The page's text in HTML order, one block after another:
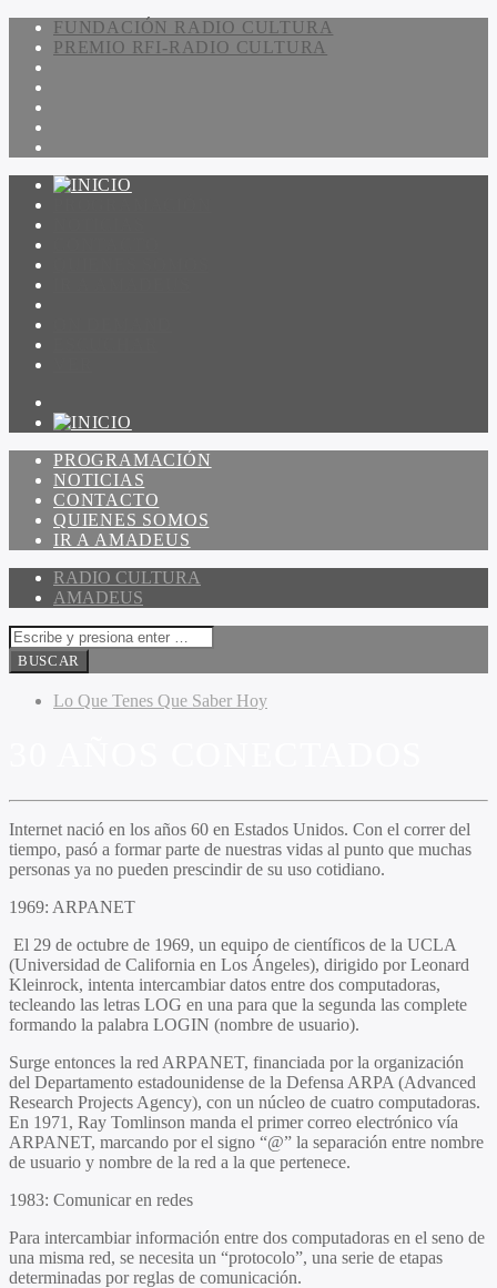
FUNDACIÓN RADIO CULTURA
PREMIO RFI-RADIO CULTURA
PROGRAMACIÓN
NOTICIAS
CONTACTO
QUIENES SOMOS
IR A AMADEUS
RADIO CULTURA
AMADEUS
Lo Que Tenes Que Saber Hoy
Internet nació en los años 60 en Estados Unidos. Con el correr del
tiempo, pasó a formar parte de nuestras vidas al punto que muchas
personas ya no pueden prescindir de su uso cotidiano.
1969: ARPANET
El 29 de octubre de 1969, un equipo de científicos de la UCLA
(Universidad de California en Los Ángeles), dirigido por Leonard
Kleinrock, intenta intercambiar datos entre dos computadoras,
tecleando las letras LOG en una para que la segunda las complete
formando la palabra LOGIN (nombre de usuario).
Surge entonces la red ARPANET, financiada por la organización
del Departamento estadounidense de la Defensa ARPA (Advanced
Research Projects Agency), con un núcleo de cuatro computadoras.
En 1971, Ray Tomlinson manda el primer correo electrónico vía
ARPANET, marcando por el signo “@” la separación entre nombre
de usuario y nombre de la red a la que pertenece.
1983: Comunicar en redes
Para intercambiar información entre dos computadoras en el seno de
una misma red, se necesita un “protocolo”, una serie de etapas
determinadas por reglas de comunicación.